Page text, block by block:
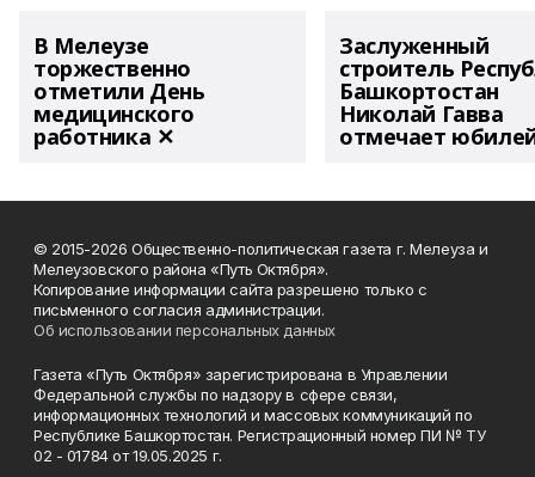
В Мелеузе
торжественно
отметили День
медицинского
работника ✕
Заслуженный
строитель
Башкортостан
Николай Гавва
отмечает
© 2015-2026 Общественно-политическая газета г. Мелеуза и
Мелеузовского района «Путь Октября».
Копирование информации сайта разрешено только с
письменного согласия администрации.
Об использовании персональных данных
Газета «Путь Октября» зарегистрирована в Управлении
Федеральной службы по надзору в сфере связи,
информационных технологий и массовых коммуникаций по
Республике Башкортостан. Регистрационный номер ПИ № ТУ
02 - 01784 от 19.05.2025 г.